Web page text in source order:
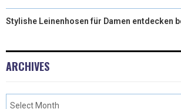
Stylishe Leinenhosen für Damen entdecken
ARCHIVES